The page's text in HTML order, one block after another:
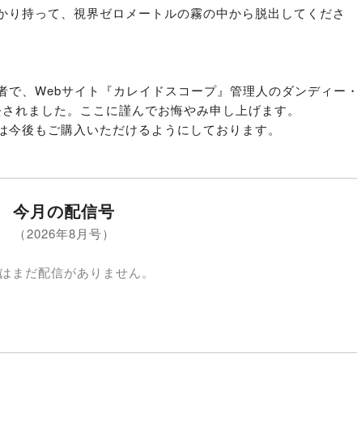
持って、視界ゼロメートルの霧の中から脱出してくださ
で、Webサイト『カレイドスコープ』管理人のダンディー・
れました。ここに謹んでお悔やみ申し上げます。
後もご購入いただけるようにしております。
今月の配信号
（2026年8月号）
まだ配信がありません。